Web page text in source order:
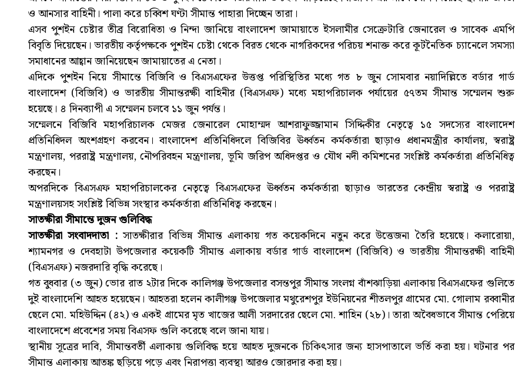
ও আনসার বাহিনী। পালা করে চব্বিশ ঘণ্টা সীমান্ত পাহারা দিচ্ছেন তারা।
এসব পুশইন চেষ্টার তীব্র বিরোধিতা ও নিন্দা জানিয়ে বাংলাদেশ জামায়াতে ইসলামীর সেক্রেটারি জেনারেল ও সাবেক এমপি
বিবৃতি দিয়েছেন। ভারতীয় কর্তৃপক্ষকে পুশইন চেষ্টা থেকে বিরত থেকে নাগরিকদের পরিচয় শনাক্ত করে কূটনৈতিক চ্যানেলে সমস্যা
সমাধানের আহ্বান জানিয়েছেন জামায়াতের এ নেতা।
এদিকে পুশইন নিয়ে সীমান্তে বিজিবি ও বিএসএফের উত্তপ্ত পরিস্থিতির মধ্যে গত ৮ জুন সোমবার নয়াদিল্লিতে বর্ডার গার্ড
বাংলাদেশ (বিজিবি) ও ভারতীয় সীমান্তরক্ষী বাহিনীর (বিএসএফ) মধ্যে মহাপরিচালক পর্যায়ের ৫৭তম সীমান্ত সম্মেলন শুরু
হয়েছে। ৪ দিনব্যাপী এ সম্মেলন চলবে ১১ জুন পর্যন্ত।
সম্মেলনে বিজিবি মহাপরিচালক মেজর জেনারেল মোহাম্মদ আশরাফুজ্জামান সিদ্দিকীর নেতৃত্বে ১৫ সদস্যের বাংলাদেশ
প্রতিনিধিদল অংশগ্রহণ করবেন। বাংলাদেশ প্রতিনিধিদলে বিজিবির ঊর্ধ্বতন কর্মকর্তারা ছাড়াও প্রধানমন্ত্রীর কার্যালয়, স্বরাষ্ট্র
মন্ত্রণালয়, পররাষ্ট্র মন্ত্রণালয়, নৌপরিবহন মন্ত্রণালয়, ভূমি জরিপ অধিদপ্তর ও যৌথ নদী কমিশনের সংশ্লিষ্ট কর্মকর্তারা প্রতিনিধিত্ব
করছেন।
অপরদিকে বিএসএফ মহাপরিচালকের নেতৃত্বে বিএসএফের ঊর্ধ্বতন কর্মকর্তারা ছাড়াও ভারতের কেন্দ্রীয় স্বরাষ্ট্র ও পররাষ্ট্র
মন্ত্রণালয়সহ সংশ্লিষ্ট বিভিন্ন সংস্থার কর্মকর্তারা প্রতিনিধিত্ব করছেন।
সাতক্ষীরা সীমান্তে দুজন গুলিবিদ্ধ
সাতক্ষীরা সংবাদদাতা :সাতক্ষীরার বিভিন্ন সীমান্ত এলাকায় গত কয়েকদিনে নতুন করে উত্তেজনা তৈরি হয়েছে। কলারোয়া,
শ্যামনগর ও দেবহাটা উপজেলার কয়েকটি সীমান্ত এলাকায় বর্ডার গার্ড বাংলাদেশ (বিজিবি) ও ভারতীয় সীমান্তরক্ষী বাহিনী
(বিএসএফ) নজরদারি বৃদ্ধি করেছে।
গত বুধবার (৩ জুন) ভোর রাত ২টার দিকে কালিগঞ্জ উপজেলার বসন্তপুর সীমান্ত সংলগ্ন বাঁশঝাড়িয়া এলাকায় বিএসএফের গুলিতে
দুই বাংলাদেশি আহত হয়েছেন। আহতরা হলেন কালীগঞ্জ উপজেলার মথুরেশপুর ইউনিয়নের শীতলপুর গ্রামের মো. গোলাম রব্বানীর
ছেলে মো. মহিউদ্দিন (৪২) ও একই গ্রামের মৃত খাজের আলী সরদারের ছেলে মো. শাহিন (২৮)। তারা অবৈধভাবে সীমান্ত পেরিয়ে
বাংলাদেশে প্রবেশের সময় বিএসফ গুলি করেছে বলে জানা যায়।
স্থানীয় সূত্রের দাবি, সীমান্তবর্তী এলাকায় গুলিবিদ্ধ হয়ে আহত দুজনকে চিকিৎসার জন্য হাসপাতালে ভর্তি করা হয়। ঘটনার পর
সীমান্ত এলাকায় আতঙ্ক ছড়িয়ে পড়ে এবং নিরাপত্তা ব্যবস্থা আরও জোরদার করা হয়।